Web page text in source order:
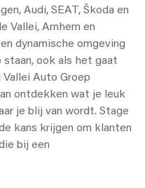
Audi, SEAT, Škoda en
Vallei, Arnhem en
dynamische omgeving
staan, ook als het gaat
Auto Groep
ontdekken wat je leuk
je blij van wordt. Stage
kans krijgen om klanten
bij een